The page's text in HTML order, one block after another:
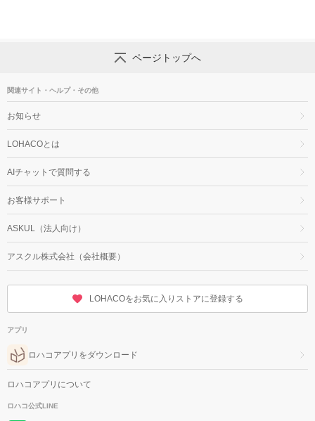
ページトップへ
関連サイト・ヘルプ・その他
お知らせ
LOHACOとは
AIチャットで質問する
お客様サポート
ASKUL（法人向け）
アスクル株式会社（会社概要）
LOHACOをお気に入りストアに登録する
アプリ
ロハコアプリをダウンロード
ロハコアプリについて
ロハコ公式LINE